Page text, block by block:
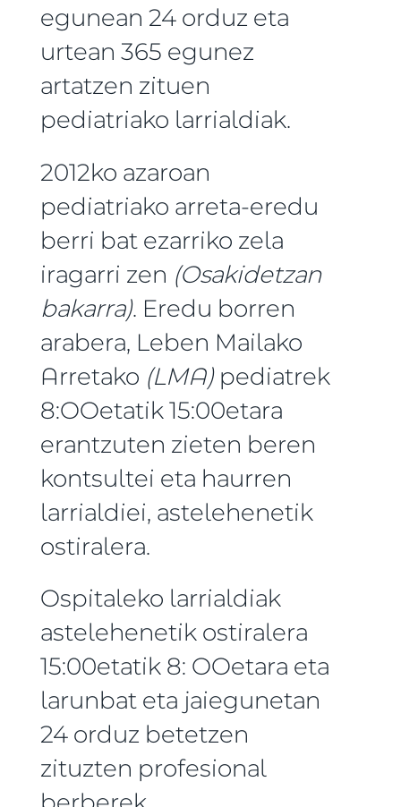
egunean 24 orduz eta
urtean 365 egunez
artatzen zituen
pediatriako larrialdiak.
2012ko azaroan
pediatriako arreta-eredu
berri bat ezarriko zela
iragarri zen (Osakidetzan
bakarra). Eredu borren
arabera, Leben Mailako
Arretako (LMA)pediatrek
8:OOetatik 15:00etara
erantzuten zieten beren
kontsultei eta haurren
larrialdiei, astelehenetik
ostiralera.
Ospitaleko larrialdiak
astelehenetik ostiralera
15:00etatik 8: OOetara eta
larunbat eta jaiegunetan
24 orduz betetzen
zituzten profesional